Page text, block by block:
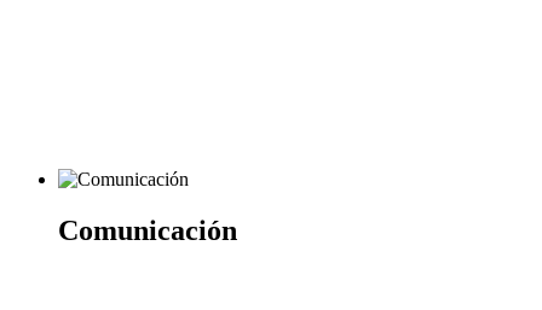
Comunicación